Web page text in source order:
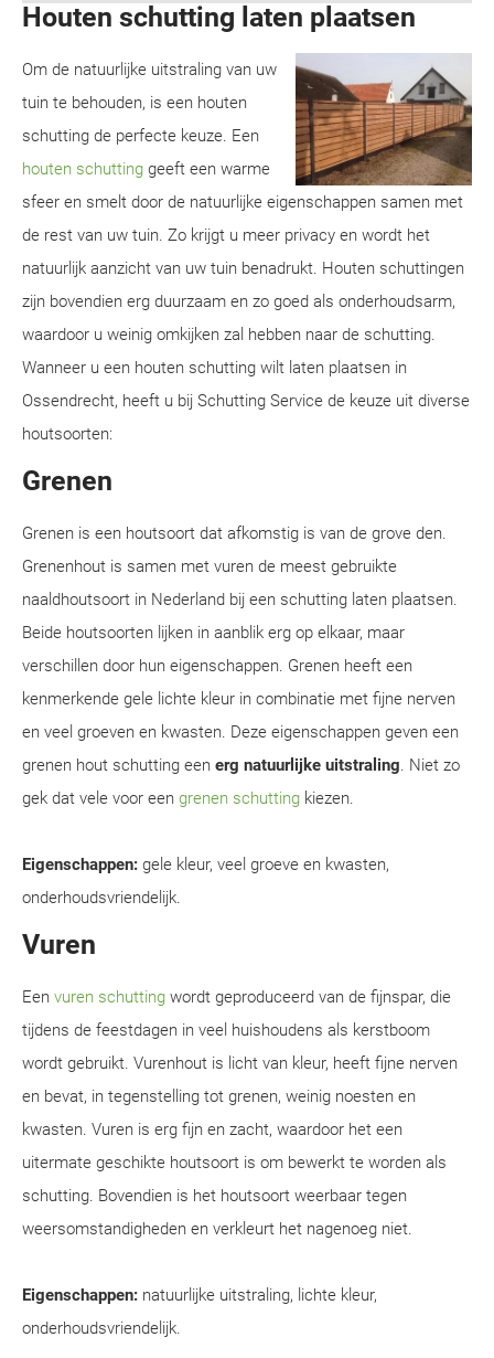
Houten schutting laten plaatsen
Om de natuurlijke uitstraling van uw
tuin te behouden, is een houten
schutting de perfecte keuze. Een
houten schutting geeft een warme
sfeer en smelt door de natuurlijke eigenschappen samen met
de rest van uw tuin. Zo krijgt u meer privacy en wordt het
natuurlijk aanzicht van uw tuin benadrukt. Houten schuttingen
zijn bovendien erg duurzaam en zo goed als onderhoudsarm,
waardoor u weinig omkijken zal hebben naar de schutting.
Wanneer u een houten schutting wilt laten plaatsen in
Ossendrecht, heeft u bij Schutting Service de keuze uit diverse
houtsoorten:
Grenen
Grenen is een houtsoort dat afkomstig is van de grove den.
Grenenhout is samen met vuren de meest gebruikte
naaldhoutsoort in Nederland bij een schutting laten plaatsen.
Beide houtsoorten lijken in aanblik erg op elkaar, maar
verschillen door hun eigenschappen. Grenen heeft een
kenmerkende gele lichte kleur in combinatie met fijne nerven
en veel groeven en kwasten. Deze eigenschappen geven een
grenen hout schutting een erg natuurlijke uitstraling. Niet zo
gek dat vele voor een grenen schutting kiezen.
Eigenschappen: gele kleur, veel groeve en kwasten,
onderhoudsvriendelijk.
Vuren
Een vuren schutting wordt geproduceerd van de fijnspar, die
tijdens de feestdagen in veel huishoudens als kerstboom
wordt gebruikt. Vurenhout is licht van kleur, heeft fijne nerven
en bevat, in tegenstelling tot grenen, weinig noesten en
kwasten. Vuren is erg fijn en zacht, waardoor het een
uitermate geschikte houtsoort is om bewerkt te worden als
schutting. Bovendien is het houtsoort weerbaar tegen
weersomstandigheden en verkleurt het nagenoeg niet.
Eigenschappen: natuurlijke uitstraling, lichte kleur,
onderhoudsvriendelijk.